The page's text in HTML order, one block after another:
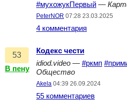
#мухожукПервый —
PeterNOR 07:28 23.03.2025
4 комментария
53
В пену
Кодекс чести
idiod.video — #ркмп
Общество
Akela 04:39 26.09.2024
55 комментариев